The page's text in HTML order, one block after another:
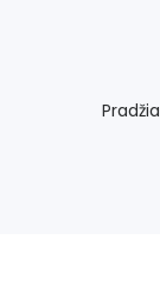
Pradžia